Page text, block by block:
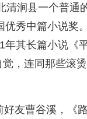
涧县一个普通
秀中篇小说奖
年其长篇小说《
，连同那些滚
友曹谷溪，《